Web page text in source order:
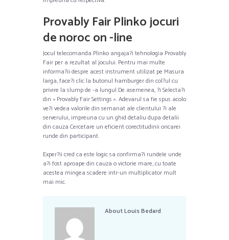
Provably Fair Plinko jocuri
de noroc on -line
Jocul telecomanda Plinko angaja?i tehnologia Provably
Fair per a rezultat al jocului. Pentru mai multe
informa?ii despre acest instrument utilizat pe Masura
larga, face?i clic la butonul hamburger din col?ul cu
privire la slump de -a lungul De asemenea, ?i Selecta?i
din « Provably Fair Settings ». Adevarul sa fie spus acolo
ve?i vedea valorile din semanat ale clientului ?i ale
serverului, impreuna cu un ghid detaliu dupa detalii
din cauza Cercetare un eficient corectitudinii oricarei
runde din participant.
Exper?ii cred ca este logic sa confirma?i rundele unde
a?i fost aproape din cauza o victorie mare, cu toate
acestea mingea scadere intr-un multiplicator mult
mai mic.
AboutLouis Bedard